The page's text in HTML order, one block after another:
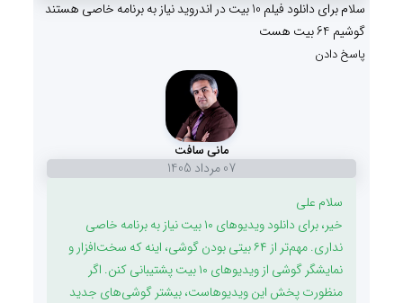
سلام برای دانلود فیلم 10 بیت در اندروید نیاز به برنامه خاصی هستند
گوشیم 64 بیت هست
پاسخ دادن
مانی سافت
07 مرداد 1405
سلام علی
خیر، برای دانلود ویدیوهای ۱۰ بیت نیاز به برنامه خاصی
نداری. مهم‌تر از ۶۴ بیتی بودن گوشی، اینه که سخت‌افزار و
نمایشگر گوشی از ویدیوهای ۱۰ بیت پشتیبانی کنن. اگر
منظورت پخش این ویدیوهاست، بیشتر گوشی‌های جدید